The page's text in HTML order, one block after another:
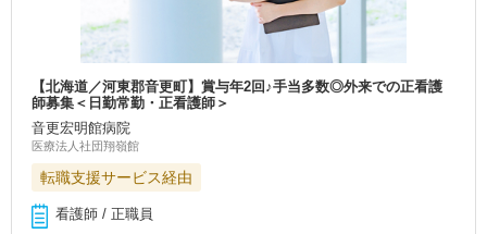
【北海道／河東郡音更町】賞与年2回♪手当多数◎外来での正看護
師募集＜日勤常勤・正看護師＞
音更宏明館病院
医療法人社団翔嶺館
転職支援サービス経由
看護師 / 正職員